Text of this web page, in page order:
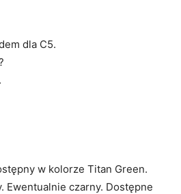
dla C5.
w kolorze Titan Green.
Ewentualnie czarny. Dostępne